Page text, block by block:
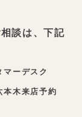
談は、下記
ーデスク
本木来店予約